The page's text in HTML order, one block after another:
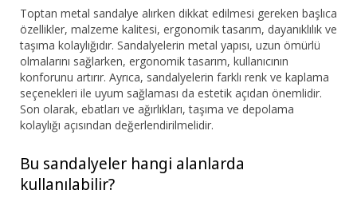
Toptan metal sandalye alırken dikkat edilmesi gereken başlıca
özellikler, malzeme kalitesi, ergonomik tasarım, dayanıklılık ve
taşıma kolaylığıdır. Sandalyelerin metal yapısı, uzun ömürlü
olmalarını sağlarken, ergonomik tasarım, kullanıcının
konforunu artırır. Ayrıca, sandalyelerin farklı renk ve kaplama
seçenekleri ile uyum sağlaması da estetik açıdan önemlidir.
Son olarak, ebatları ve ağırlıkları, taşıma ve depolama
kolaylığı açısından değerlendirilmelidir.
Bu sandalyeler hangi alanlarda
kullanılabilir?